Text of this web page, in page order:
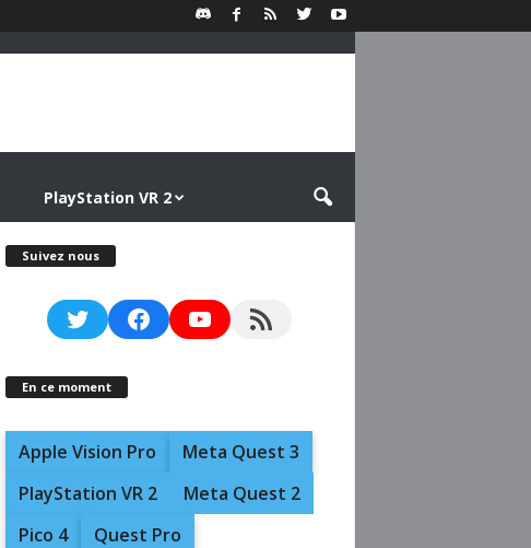
PlayStation VR 2
Suivez nous
TwitterFacebookYouTubeRSS Feed
En ce moment
Apple Vision Pro
Meta Quest 3
PlayStation VR 2
Meta Quest 2
Pico 4
Quest Pro